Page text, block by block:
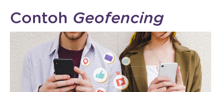
Contoh Geofencing